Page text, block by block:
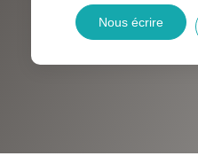
DISTANCE DE L'AÉROPORT :
RÉSULTATS DES LYCÉES
Nous écrire